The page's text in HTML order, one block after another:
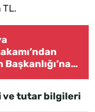
Başkanlığı’na
ve tutar bilgileri